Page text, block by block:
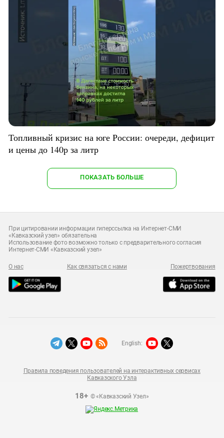
Топливный кризис на юге России: очереди, дефицит
и цены до 140р за литр
ПОКАЗАТЬ БОЛЬШЕ
При цитировании информации гиперссылка на Интернет-СМИ
«Кавказский узел» обязательна
Использование фото возможно только с предварительного согласия
Интернет-СМИ «Кавказский узел»
О нас Как связаться с нами Пожертвования
18+© «Кавказский Узел»
Правила поведения пользователей на интерактивных сервисах
Кавказского Узла
English: